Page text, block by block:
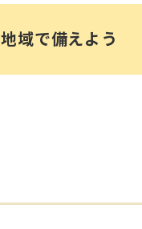
地域で備えよう